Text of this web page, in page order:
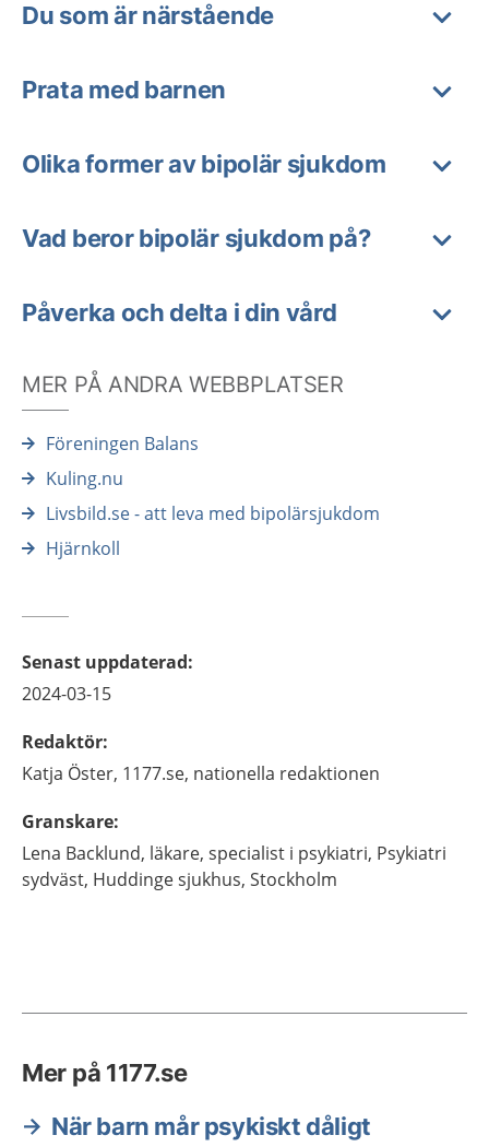
Du som är närstående
Prata med barnen
Olika former av bipolär sjukdom
Vad beror bipolär sjukdom på?
Påverka och delta i din vård
MER PÅ ANDRA WEBBPLATSER
Föreningen Balans
Kuling.nu
Livsbild.se - att leva med bipolärsjukdom
Hjärnkoll
Senast uppdaterad:
2024-03-15
Redaktör:
Katja Öster, 1177.se, nationella redaktionen
Granskare:
Lena Backlund, läkare, specialist i psykiatri, Psykiatri
sydväst, Huddinge sjukhus, Stockholm
Mer på 1177.se
När barn mår psykiskt dåligt